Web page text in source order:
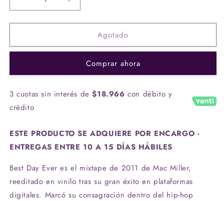
Reducir
cantidad
para
Mac
Best
Ever
Aumentar
cantidad
para
Mac
Best
Ever
Agotado
Comprar ahora
3 cuotas sin interés de$18.966 con débito y
crédito
ESTE PRODUCTO SE ADQUIERE POR ENCARGO -
ENTREGAS ENTRE 10 A 15 DÍAS HÁBILES
Best Day Ever es el mixtape de 2011 de Mac Miller,
reeditado en vinilo tras su gran éxito en plataformas
digitales. Marcó su consagración dentro del hip-hop